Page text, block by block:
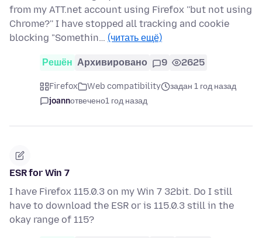
from my ATT.net account using Firefox ''but not using
Chrome?'' I have stopped all tracking and cookie
blocking "Somethin… (читать ещё)
Решён Архивировано 9 2625
Firefox Web compatibility
задан 1 год назад
joannотвечено1 год назад
ESR for Win 7
I have Firefox 115.0.3 on my Win 7 32bit. Do I still
have to download the ESR or is 115.0.3 still in the
okay range of 115?